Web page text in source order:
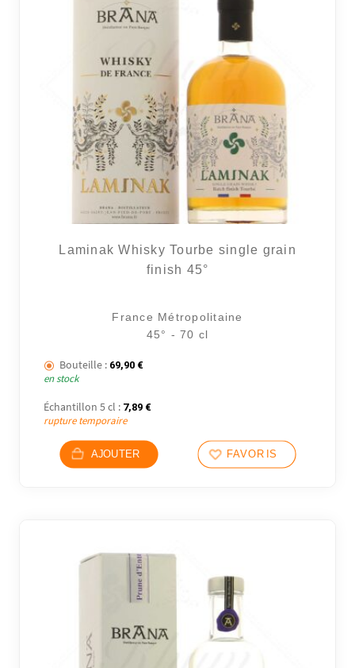
Laminak Whisky Tourbe single grain
finish 45°
France Métropolitaine
45° - 70 cl
Bouteille : 69,90 €
en stock
Échantillon 5 cl : 7,89 €
rupture temporaire
AJOUTER FAVORIS